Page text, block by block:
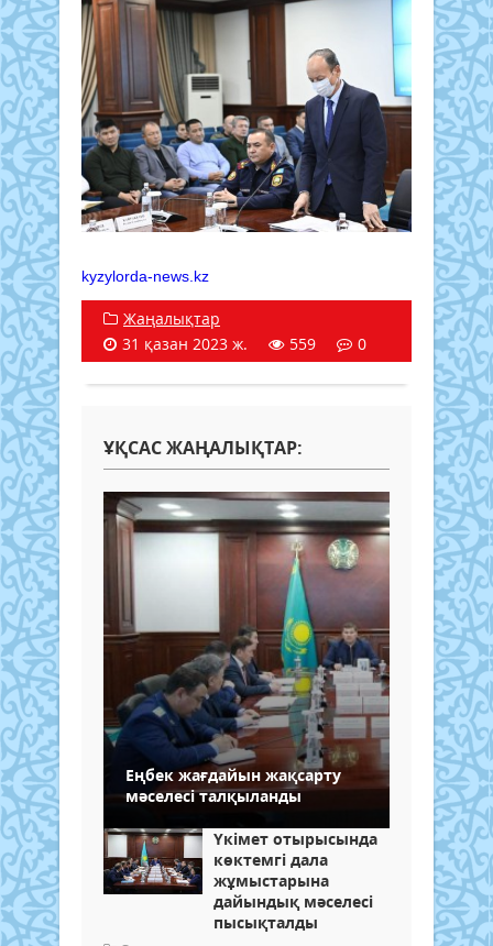
kyzylorda-news.kz
Жаңалықтар
31 қазан 2023 ж.
559 0
ҰҚСАС ЖАҢАЛЫҚТАР:
Еңбек жағдайын жақсарту
мәселесі талқыланды
Үкімет отырысында
көктемгі дала
жұмыстарына
дайындық мәселесі
пысықталды